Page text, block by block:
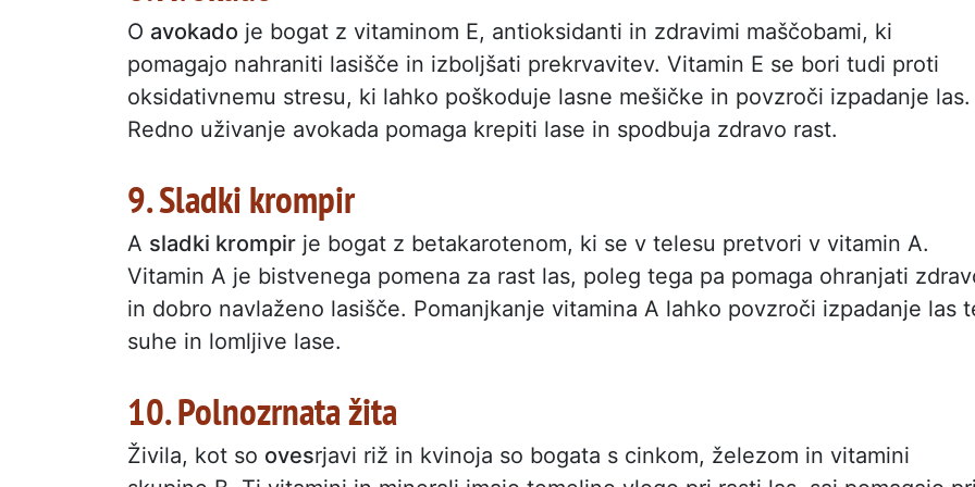
O avokado je bogat z vitaminom E, antioksidanti in zdravimi maščobami, ki
pomagajo nahraniti lasišče in izboljšati prekrvavitev. Vitamin E se bori tudi proti
oksidativnemu stresu, ki lahko poškoduje lasne mešičke in povzroči izpadanje las.
Redno uživanje avokada pomaga krepiti lase in spodbuja zdravo rast.
9. Sladki krompir
A sladki krompir je bogat z betakarotenom, ki se v telesu pretvori v vitamin A.
Vitamin A je bistvenega pomena za rast las, poleg tega pa pomaga ohranjati
in dobro navlaženo lasišče. Pomanjkanje vitamina A lahko povzroči izpadanje las
suhe in lomljive lase.
10. Polnozrnata žita
Živila, kot so ovesrjavi riž in kvinoja so bogata s cinkom, železom in vitamini